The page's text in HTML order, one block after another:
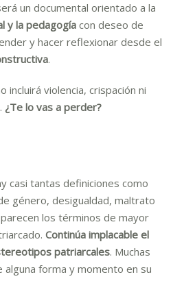
un documental orientado a la
y la pedagogía con deseo de
y hacer reflexionar desde el
.
incluirá violencia, crispación ni
¿Te lo vas a perder?
casi tantas definiciones como
género, desigualdad, maltrato
los términos de mayor
Continúa implacable el
patriarcales. Muchas
forma y momento en su